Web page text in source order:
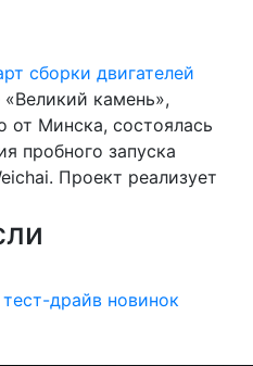
сборки двигателей
камень»,
от Минска, состоялась
пробного запуска
Проект реализует
драйв новинок